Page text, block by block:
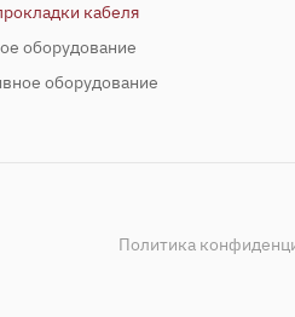
кабеля
оборудование
оборудование
Политика